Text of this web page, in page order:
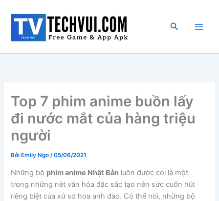
dung
Tìm
Top 7 phim anime buồn lấy
đi nước mắt của hàng triệu
người
Bởi Emily Ngo/05/06/2021
Những bộ phim anime Nhật Bản luôn được coi là một
trong những nét văn hóa đặc sắc tạo nên sức cuốn hút
riêng biệt của xứ sở hoa anh đào. Có thể nói, những bộ